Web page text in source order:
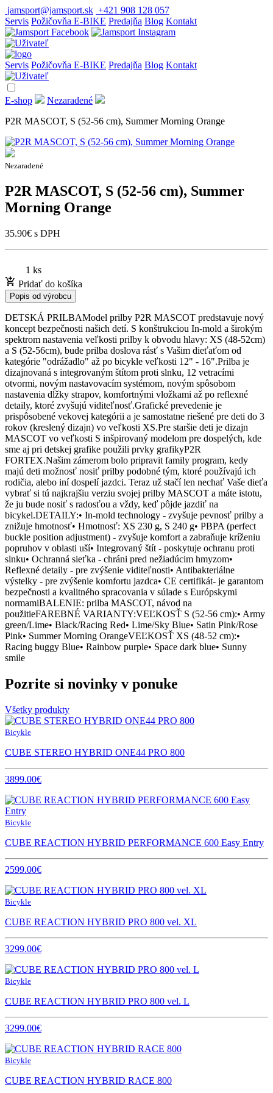
jamsport@jamsport.sk +421 908 128 057
Servis Požičovňa E-BIKE Predajňa Blog Kontakt
Servis Požičovňa E-BIKE Predajňa Blog Kontakt
E-shop
Nezaradené
P2R MASCOT, S (52-56 cm), Summer Morning Orange
Nezaradené
P2R MASCOT, S (52-56 cm), Summer
Morning Orange
35.90€ s DPH
1 ks
Pridať do košíka
Popis od výrobcu
DETSKÁ PRILBAModel prilby P2R MASCOT predstavuje nový
koncept bezpečnosti našich detí. S konštrukciou In-mold a širokým
spektrom nastavenia veľkosti prilby k obvodu hlavy: XS (48-52cm)
a S (52-56cm), bude prilba doslova rásť s Vašim dieťaťom od
kategórie "odrážadlo" až po bicykle veľkosti 12" - 16".Prilba je
dizajnovaná s integrovaným štítom proti slnku, 12 vetracími
otvormi, novým nastavovacím systémom, novým spôsobom
nastavenia dĺžky strapov, komfortnými vložkami až po reflexné
detaily, ktoré zvyšujú viditeľnosť.Grafické prevedenie je
prispôsobené vekovej kategórii a je samostatne riešené pre deti do 3
rokov (kreslený dizajn) vo veľkosti XS.Pre staršie deti je dizajn
MASCOT vo veľkosti S inšpirovaný modelom pre dospelých, kde
sme aj pri detskej grafike použili prvky grafikyP2R
FORTEX.Našim zámerom bolo pripravit family program, kedy
majú deti možnosť nosiť prilby podobné tým, ktoré používajú ich
rodičia, alebo iní dospelí jazdci. Teraz už stačí len nechať Vaše dieťa
vybrať si tú najkrajšiu verziu svojej prilby MASCOT a máte istotu,
že ju bude nosiť s radosťou a vždy, keď pôjde jazdiť na
bicykel.DETAILY:• In-mold technology - zvyšuje pevnosť prilby a
znižuje hmotnosť• Hmotnosť: XS 230 g, S 240 g• PBPA (perfect
buckle position adjustment) - zvyšuje komfort a zabraňuje kríženiu
popruhov v oblasti uší• Integrovaný štít - poskytuje ochranu proti
slnku• Ochranná sieťka - chráni pred nežiadúcim hmyzom•
Reflexné detaily - pre zvýšenie viditeľnosti• Antibakteriálne
výstelky - pre zvýšenie komfortu jazdca• CE certifikát- je garantom
bezpečnosti a kvalitného spracovania v súlade s Európskymi
normamiBALENIE: prilba MASCOT, návod na
použitieFAREBNÉ VARIANTY:VEĽKOSŤ S (52-56 cm):• Army
green/Lime• Black/Racing Red• Lime/Sky Blue• Satin Pink/Rose
Pink• Summer Morning OrangeVEĽKOSŤ XS (48-52 cm):•
Racing buggy Blue• Rainbow purple• Space dark blue• Sunny
smile
Pozrite si novinky v ponuke
Všetky produkty
Bicykle
CUBE STEREO HYBRID ONE44 PRO 800
3899.00€
Bicykle
CUBE REACTION HYBRID PERFORMANCE 600 Easy Entry
2599.00€
Bicykle
CUBE REACTION HYBRID PRO 800 vel. XL
3299.00€
Bicykle
CUBE REACTION HYBRID PRO 800 vel. L
3299.00€
Bicykle
CUBE REACTION HYBRID RACE 800